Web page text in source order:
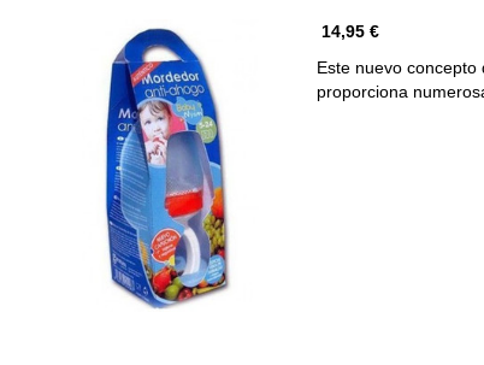
14,95 €
Este nuevo
proporciona